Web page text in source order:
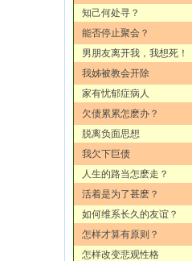
知己何处寻？
能否停止聚会？
男朋友离开我，我想死！
我姊被教会开除
家有忧郁症病人
欠债累累怎麽办？
脱离负面思想
我欠下巨债
人生的路当怎麽走？
活着是为了甚麽？
如何维系长久的友谊？
怎样才算有原则？
怎样改变悲观性格